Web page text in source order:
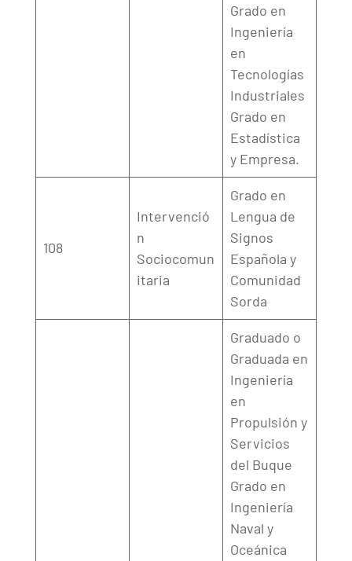
Grado en
Ingeniería
en
Tecnologías
Industriales
Grado en
Estadística
y Empresa.
108
Intervenció
n
Sociocomun
itaria
Grado en
Lengua de
Signos
Española y
Comunidad
Sorda
Graduado o
Graduada en
Ingeniería
en
Propulsión y
Servicios
del Buque
Grado en
Ingeniería
Naval y
Oceánica